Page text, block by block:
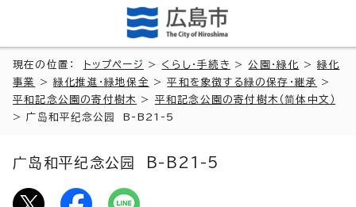
現在の位置： トップページ > くらし・手続き >公園・緑化 >緑化
事業
>緑化推進・緑地保全 >平和を象徴する緑の保存・継承
>
平和記念公園の寄付樹木
> 平和記念公園の寄付樹木（简体中文）
>广岛和平纪念公园 B-B21-5
广岛和平纪念公园 B-B21-5